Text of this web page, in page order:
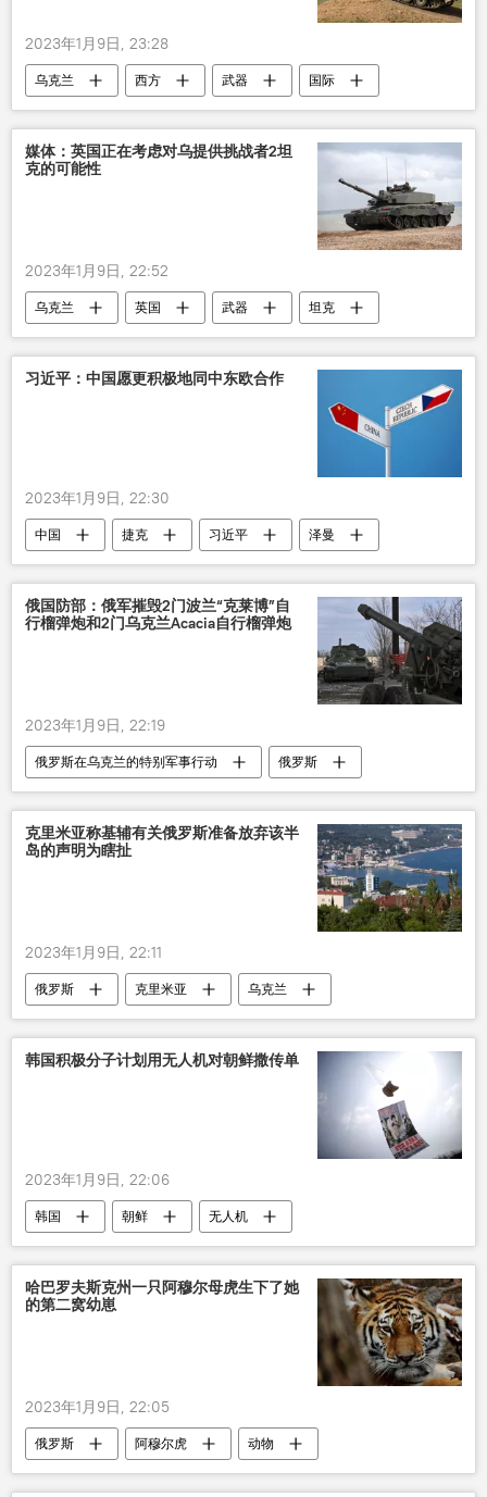
2023年1月9日, 23:28
乌克兰 西方 武器 国际
媒体：英国正在考虑对乌提供挑战者2坦
克的可能性
2023年1月9日, 22:52
乌克兰 英国 武器
坦克
国际
习近平：中国愿更积极地同中东欧合作
2023年1月9日, 22:30
中国 捷克 习近平
泽曼
会谈
俄国防部：俄军摧毁2门波兰“克莱博”自
行榴弹炮和2门乌克兰Acacia自行榴弹炮
2023年1月9日, 22:19
俄罗斯在乌克兰的特别军事行动
俄罗斯
乌克兰
军事 武器
克里米亚称基辅有关俄罗斯准备放弃该半
岛的声明为瞎扯
2023年1月9日, 22:11
俄罗斯 克里米亚
乌克兰
基辅
韩国积极分子计划用无人机对朝鲜撒传单
2023年1月9日, 22:06
韩国 朝鲜
无人机
积极分子
哈巴罗夫斯克州一只阿穆尔母虎生下了她
的第二窝幼崽
2023年1月9日, 22:05
俄罗斯 阿穆尔虎 动物